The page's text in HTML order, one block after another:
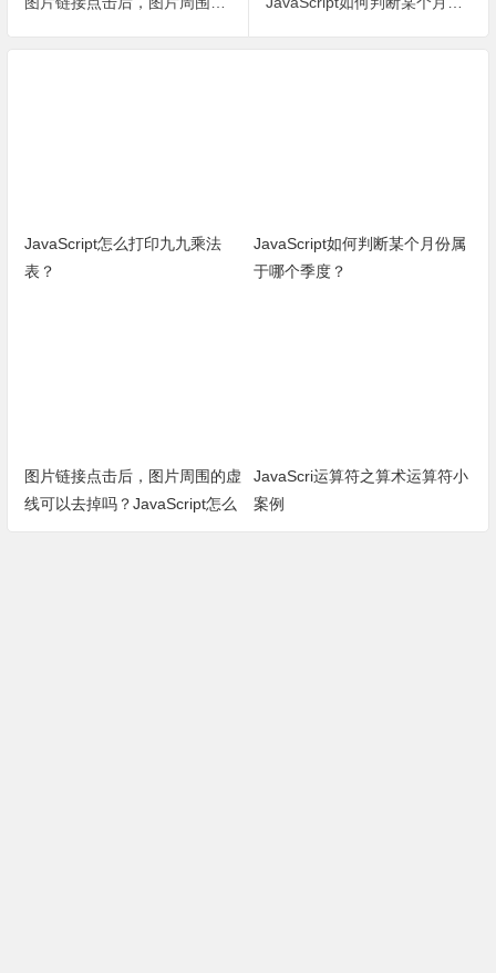
JavaScript怎么打印九九乘法
表？
JavaScript如何判断某个月份属
于哪个季度？
图片链接点击后，图片周围的虚
线可以去掉吗？JavaScript怎么
编码设置？
JavaScri运算符之算术运算符小
案例